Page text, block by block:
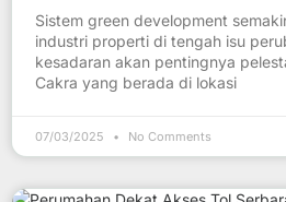
Sistem green development
industri properti di tengah isu
kesadaran akan pentingnya
Cakra yang berada di lokasi
07/03/2025 No Comments